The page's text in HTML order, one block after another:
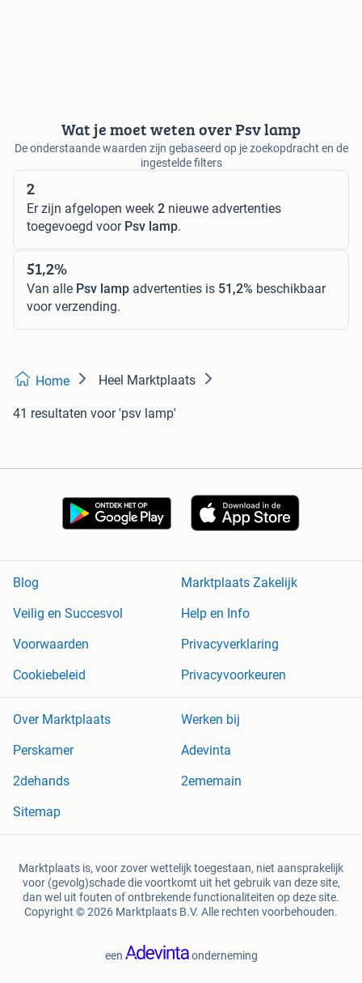
Wat je moet weten over Psv lamp
De onderstaande waarden zijn gebaseerd op je zoekopdracht en de
ingestelde filters
2
Er zijn afgelopen week 2 nieuwe advertenties
toegevoegd voor Psv lamp.
51,2%
Van alle Psv lamp advertenties is 51,2% beschikbaar
voor verzending.
Home Heel Marktplaats
41 resultaten voor 'psv lamp'
Blog
Marktplaats Zakelijk
Veilig en Succesvol
Help en Info
Voorwaarden
Privacyverklaring
Cookiebeleid
Privacyvoorkeuren
Over Marktplaats
Werken bij
Perskamer
Adevinta
2dehands
2ememain
Sitemap
Marktplaats is, voor zover wettelijk toegestaan, niet aansprakelijk
voor (gevolg)schade die voortkomt uit het gebruik van deze site,
dan wel uit fouten of ontbrekende functionaliteiten op deze site.
Copyright © 2026 Marktplaats B.V. Alle rechten voorbehouden.
een onderneming